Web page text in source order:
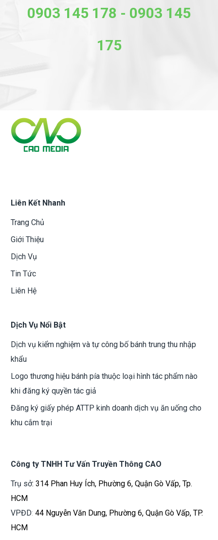
0903 145 178 - 0903 145
175
Liên Kết Nhanh
Trang Chủ
Giới Thiệu
Dịch Vụ
Tin Tức
Liên Hệ
Dịch Vụ Nổi Bật
Dịch vụ kiểm nghiệm và tự công bố bánh trung thu nhập
khẩu
Logo thương hiệu bánh pía thuộc loại hình tác phẩm nào
khi đăng ký quyền tác giả
Đăng ký giấy phép ATTP kinh doanh dịch vụ ăn uống cho
khu cắm trại
Công ty TNHH Tư Vấn Truyền Thông CAO
Trụ sở: 314 Phan Huy Ích, Phường 6, Quận Gò Vấp, Tp.
HCM
VPĐD:44 Nguyễn Văn Dung, Phường 6, Quận Gò Vấp, TP.
HCM